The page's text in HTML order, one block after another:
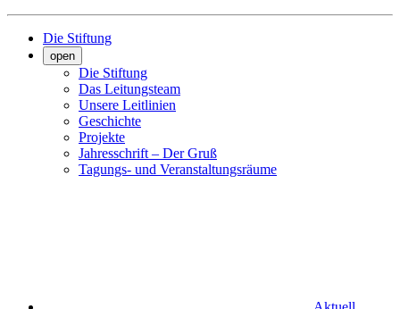
Die Stiftung
open
Die Stiftung
Das Leitungsteam
Unsere Leitlinien
Geschichte
Projekte
Jahresschrift – Der Gruß
Tagungs- und Veranstaltungsräume